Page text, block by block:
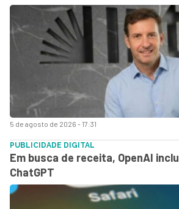
5 de agosto de 2026 - 17:31
PUBLICIDADE DIGITAL
Em busca de receita, OpenAI
ChatGPT